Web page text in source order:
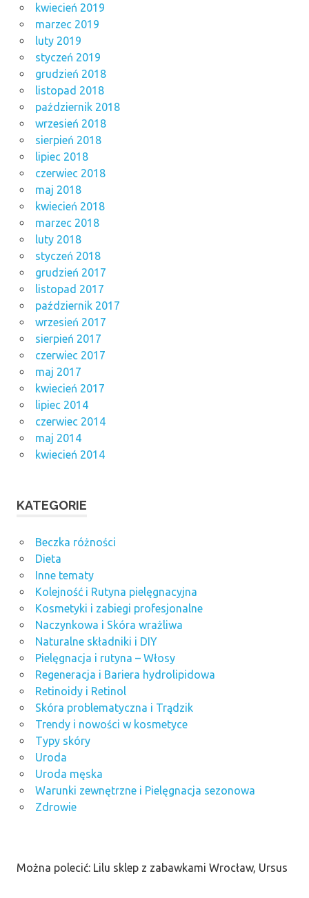
kwiecień 2019
marzec 2019
luty 2019
styczeń 2019
grudzień 2018
listopad 2018
październik 2018
wrzesień 2018
sierpień 2018
lipiec 2018
czerwiec 2018
maj 2018
kwiecień 2018
marzec 2018
luty 2018
styczeń 2018
grudzień 2017
listopad 2017
październik 2017
wrzesień 2017
sierpień 2017
czerwiec 2017
maj 2017
kwiecień 2017
lipiec 2014
czerwiec 2014
maj 2014
kwiecień 2014
KATEGORIE
Beczka różności
Dieta
Inne tematy
Kolejność i Rutyna pielęgnacyjna
Kosmetyki i zabiegi profesjonalne
Naczynkowa i Skóra wrażliwa
Naturalne składniki i DIY
Pielęgnacja i rutyna – Włosy
Regeneracja i Bariera hydrolipidowa
Retinoidy i Retinol
Skóra problematyczna i Trądzik
Trendy i nowości w kosmetyce
Typy skóry
Uroda
Uroda męska
Warunki zewnętrzne i Pielęgnacja sezonowa
Zdrowie
Można polecić: Lilu sklep z zabawkami Wrocław, Ursus